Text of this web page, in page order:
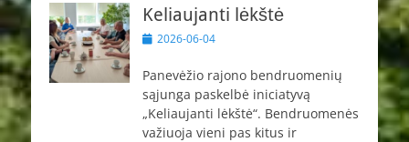
Keliaujanti lėkštė
Paskelbta
2026-06-04
Panevėžio rajono bendruomenių
sąjunga paskelbė iniciatyvą
„Keliaujanti lėkštė“. Bendruomenės
važiuoja vieni pas kitus ir